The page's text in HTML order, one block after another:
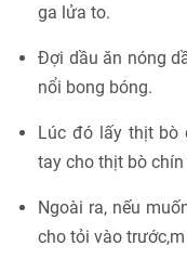
ga lửa to.
Đợi dầu ăn nóng
nổi bong bóng.
Lúc đó lấy thịt bò
tay cho thịt bò
Ngoài ra, nếu
cho tỏi vào